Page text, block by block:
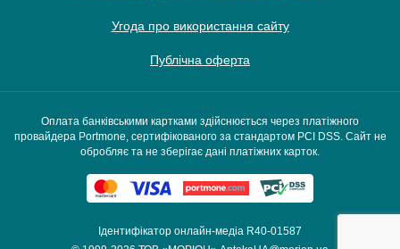
Угода про використання сайту
Публічна оферта
Ідентифікатор онлайн-медіа R40-01587
Оплата банківськими картками здійснюється через платіжного
провайдера Portmone, сертифікованого за стандартом PCI DSS. Сайт не
обробляє та не зберігає дані платіжних карток.